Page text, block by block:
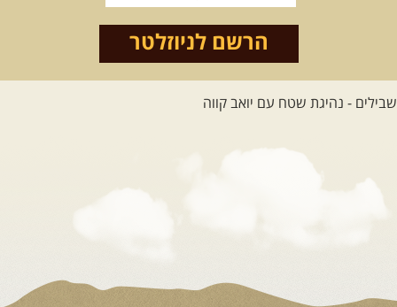
נצא מג'ש שבמורדות הר מירון, נמשיך
לאורך נחל דישון ונעצור ...[המשך]
לכל הטיולים
מסע שטח לאחת המדינות הפראיות
והמרגשות בעולם. קירגיסטאן היא לא ...
הרשם לניוזלטר